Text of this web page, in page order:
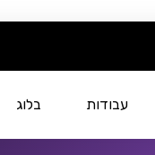
עבודות בלוג